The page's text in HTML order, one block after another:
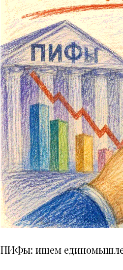
ПИФы: ищем